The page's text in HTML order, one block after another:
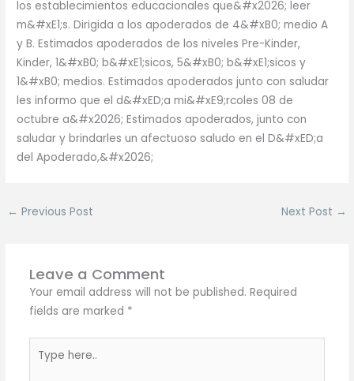
los establecimientos educacionales que&#x2026; leer
m&#xE1;s. Dirigida a los apoderados de 4&#xB0; medio A
y B. Estimados apoderados de los niveles Pre-Kinder,
Kinder, 1&#xB0; b&#xE1;sicos, 5&#xB0; b&#xE1;sicos y
1&#xB0; medios. Estimados apoderados junto con saludar
les informo que el d&#xED;a mi&#xE9;rcoles 08 de
octubre a&#x2026; Estimados apoderados, junto con
saludar y brindarles un afectuoso saludo en el D&#xED;a
del Apoderado,&#x2026;
← Previous Post Next Post →
Leave a Comment
Your email address will not be published. Required
fields are marked *
here..